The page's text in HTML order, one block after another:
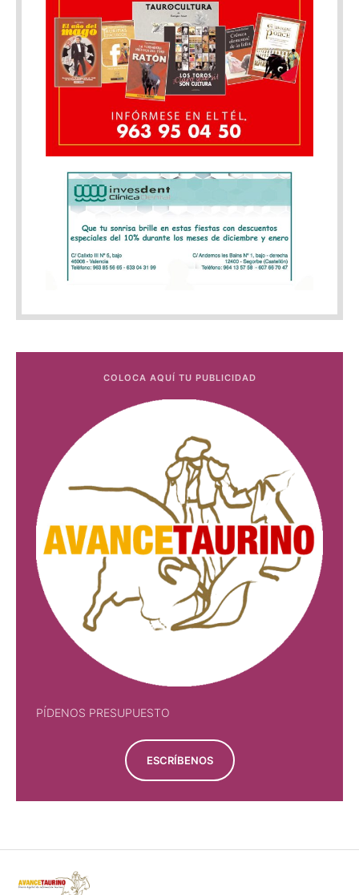
COLOCA AQUÍ TU PUBLICIDAD
PÍDENOS PRESUPUESTO
ESCRÍBENOS